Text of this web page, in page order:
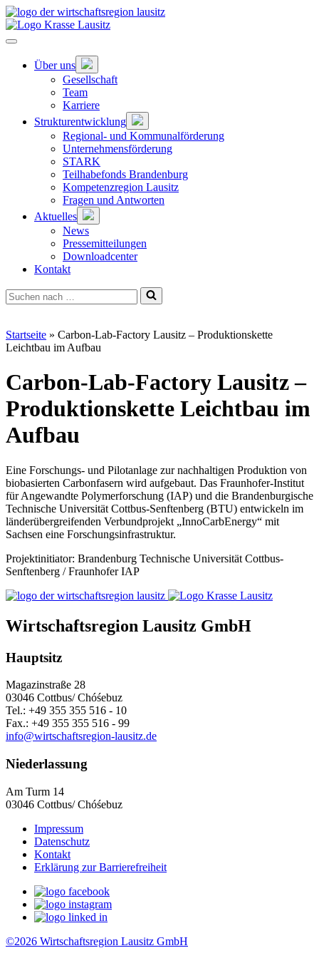
Zum
Hauptinhalt
springen
Hauptnavigation
Über uns
Untermenü
öffnen
Gesellschaft
Team
Karriere
Strukturentwicklung
Untermenü
öffnen
Regional- und Kommunalförderung
Unternehmensförderung
STARK
Teilhabefonds Brandenburg
Kompetenzregion Lausitz
Fragen und Antworten
Aktuelles
Untermenü
öffnen
News
Pressemitteilungen
Downloadcenter
Kontakt
Suchen
nach …
Startseite » Carbon-Lab-Factory Lausitz – Produktionskette
Leichtbau im Aufbau
Carbon-Lab-Factory Lausitz –
Produktionskette Leichtbau im
Aufbau
Eine Forschungs- und Pilotanlage zur nachhaltigen Produktion von
biobasierten Carbonfasern wird aufgebaut. Das Fraunhofer-Institut
für Angewandte Polymerforschung (IAP) und die Brandenburgische
Technische Universität Cottbus-Senftenberg (BTU) entwickeln im
länderübergreifenden Verbundprojekt „InnoCarbEnergy“ mit
Sachsen eine Forschungsinfrastruktur.
Projektinitiator: Brandenburg Technische Universität Cottbus-
Senftenberg / Fraunhofer IAP
Wirtschaftsregion Lausitz GmbH
Hauptsitz
Magazinstraße 28
03046 Cottbus/ Chóśebuz
Tel.: +49 355 355 516 - 10
Fax.: +49 355 355 516 - 99
info@wirtschaftsregion-lausitz.de
Niederlassung
Am Turm 14
03046 Cottbus/ Chóśebuz
Impressum
Datenschutz
Kontakt
Erklärung zur Barrierefreiheit
©2026 Wirtschaftsregion Lausitz GmbH